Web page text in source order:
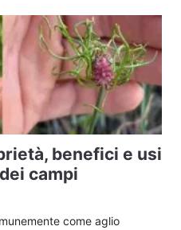
benefici e usi
campi
come aglio